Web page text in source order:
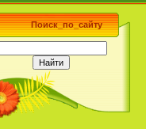
Поиск_по_сайту